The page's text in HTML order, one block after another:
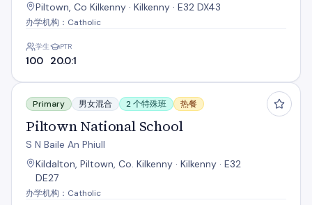
Piltown, Co Kilkenny · Kilkenny · E32 DX43
办学机构：Catholic
学生
100
PTR
20.0:1
Piltown National School
Primary 男女混合 2 个特殊班 热餐
Piltown National School
S N Baile An Phiull
Kildalton, Piltown, Co. Kilkenny · Kilkenny · E32
DE27
办学机构：Catholic